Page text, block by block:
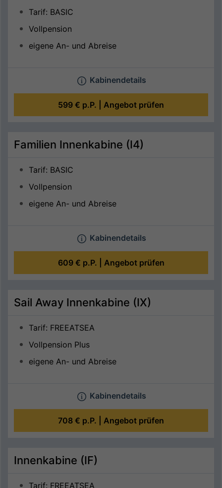
Tarif: BASIC
Vollpension
eigene An- und Abreise
Kabinendetails
599 € p.P. | Angebot prüfen
Familien Innenkabine (I4)
Tarif: BASIC
Vollpension
eigene An- und Abreise
Kabinendetails
609 € p.P. | Angebot prüfen
Sail Away Innenkabine (IX)
Tarif: FREEATSEA
Vollpension Plus
eigene An- und Abreise
Kabinendetails
708 € p.P. | Angebot prüfen
Innenkabine (IF)
Tarif: FREEATSEA